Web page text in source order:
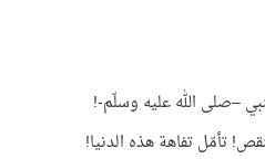
–صلى الله عليه وسلّم-!
تأمّل تفاهة هذه الدنيا!